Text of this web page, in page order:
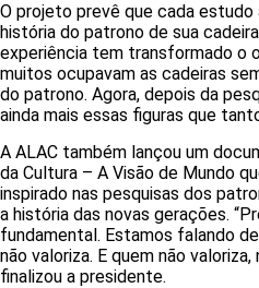
O projeto prevê que cada
história do patrono de sua
experiência tem transformado o
muitos ocupavam as cadeiras
do patrono. Agora, depois da
ainda mais essas figuras que
A ALAC também lançou um
da Cultura – A Visão de Mundo
inspirado nas pesquisas dos
a história das novas gerações.
fundamental. Estamos falando
não valoriza. E quem não valoriza,
finalizou a presidente.